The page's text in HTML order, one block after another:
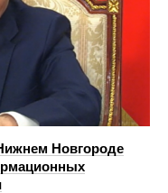
Новгороде